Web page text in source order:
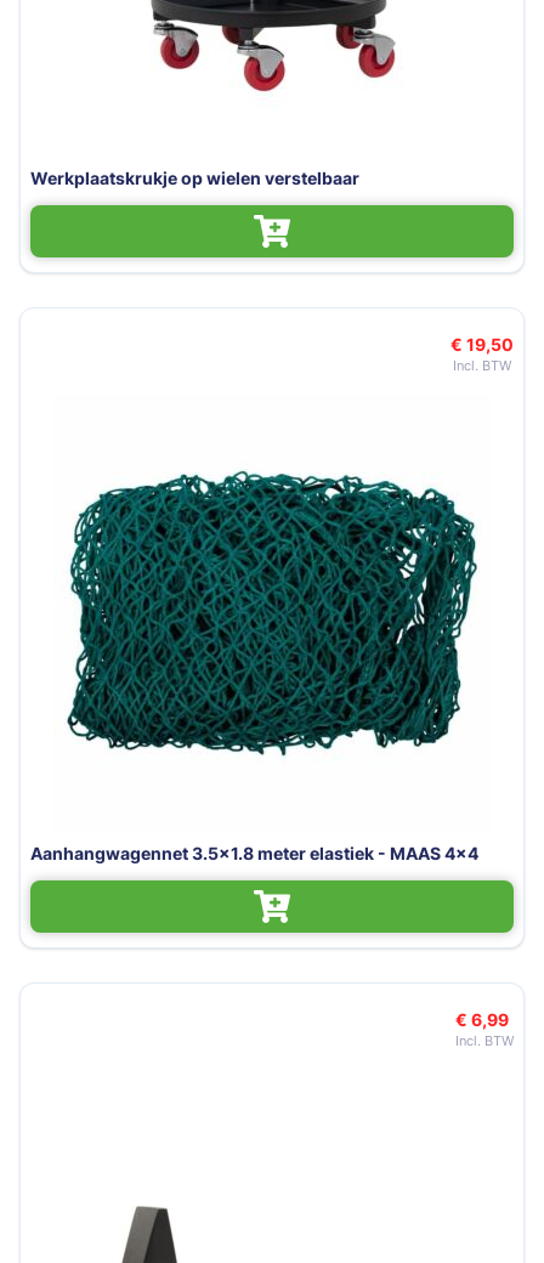
Werkplaatskrukje op wielen verstelbaar
€ 19,50
Aanhangwagennet 3.5x1.8 meter elastiek - MAAS 4x4
€ 6,99